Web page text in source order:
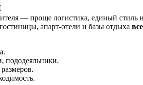
— проще логистика, единый стиль
апарт-отели и базы отдыха
пододеяльники.